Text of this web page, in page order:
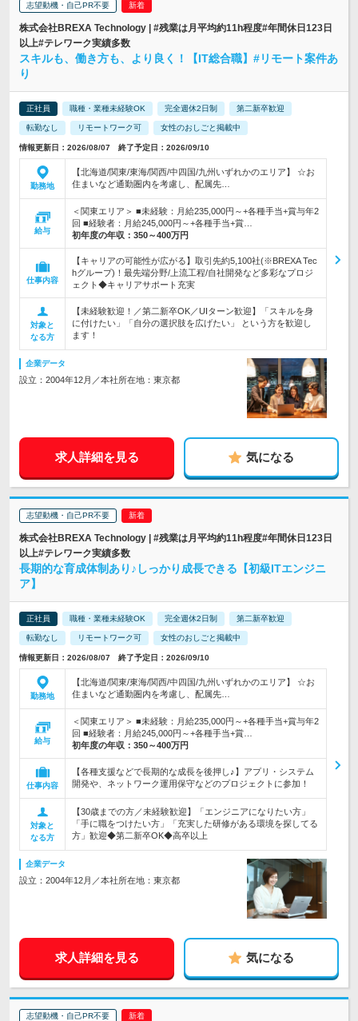
志望動機・自己PR不要
株式会社BREXA Technology | #残業は月平均約11h程度#年間休日123日
以上#テレワーク実績多数
スキルも、働き方も、より良く！【IT総合職】#リモート案件あ
り
正社員 職種・業種未経験OK 完全週休2日制 第二新卒歓迎
転勤なし リモートワーク可 女性のおしごと掲載中
情報更新日：2026/08/07 終了予定日：2026/09/10
勤務地
【北海道/関東/東海/関西/中四国/九州いずれかのエリア】 ☆お
住まいなど通勤圏内を考慮し、配属先…
給与
＜関東エリア＞ ■未経験：月給235,000円～+各種手当+賞与年2
回 ■経験者：月給245,000円～+各種手当+賞…
初年度の年収： 350～400万円
仕事内容
【キャリアの可能性が広がる】取引先約5,100社(※BREXA Tec
hグループ)！最先端分野/上流工程/自社開発など多彩なプロジ
ェクト◆キャリアサポート充実
対象と
なる方
【未経験歓迎！／第二新卒OK／UIターン歓迎】「スキルを身
に付けたい」「自分の選択肢を広げたい」 という方を歓迎し
ます！
企業データ
設立：2004年12月／本社所在地：東京都
求人詳細を見る 気になる
志望動機・自己PR不要
株式会社BREXA Technology | #残業は月平均約11h程度#年間休日123日
以上#テレワーク実績多数
長期的な育成体制あり♪しっかり成長できる【初級ITエンジニ
ア】
正社員 職種・業種未経験OK 完全週休2日制 第二新卒歓迎
転勤なし リモートワーク可 女性のおしごと掲載中
情報更新日：2026/08/07 終了予定日：2026/09/10
勤務地
【北海道/関東/東海/関西/中四国/九州いずれかのエリア】 ☆お
住まいなど通勤圏内を考慮し、配属先…
給与
＜関東エリア＞ ■未経験：月給235,000円～+各種手当+賞与年2
回 ■経験者：月給245,000円～+各種手当+賞…
初年度の年収： 350～400万円
仕事内容
【各種支援などで長期的な成長を後押し♪】アプリ・システム
開発や、ネットワーク運用保守などのプロジェクトに参加！
対象と
なる方
【30歳までの方／未経験歓迎】「エンジニアになりたい方」
「手に職をつけたい方」「充実した研修がある環境を探してる
方」歓迎◆第二新卒OK◆高卒以上
企業データ
設立：2004年12月／本社所在地：東京都
求人詳細を見る 気になる
志望動機・自己PR不要